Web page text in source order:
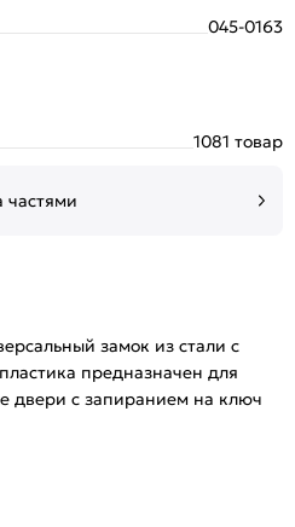
045-0163
1081 товар
частями
замок из стали с
предназначен для
двери с запиранием на ключ